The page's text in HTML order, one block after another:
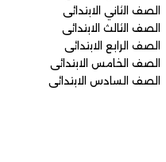
الصف الثاني الابتدائى
الصف الثالث الابتدائى
الصف الرابع الابتدائى
الصف الخامس الابتدائى
الصف السادس الابتدائى